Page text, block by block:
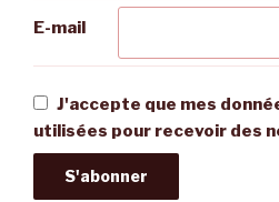
E-mail
J'accepte que mes
utilisées pour recevoir des